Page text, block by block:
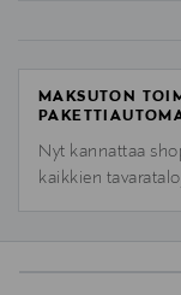
MAKSUTON
Nyt kannattaa
kaikkien